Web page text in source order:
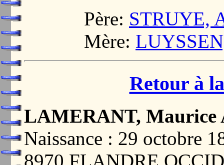
Père: STRUYE,
Mère:
Retour à
LAMERANT,
Naissance : 29 octobre
8970,FLANDRE